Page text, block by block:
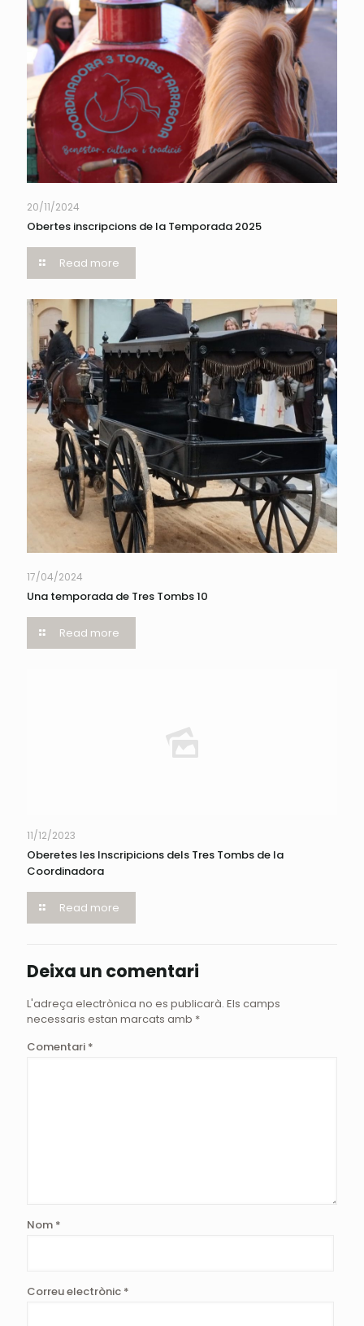
20/11/2024
Obertes inscripcions de la Temporada 2025
Read more
17/04/2024
Una temporada de Tres Tombs 10
Read more
11/12/2023
Oberetes les Inscripicions dels Tres Tombs de la
Coordinadora
Read more
Deixa un comentari
L'adreça electrònica no es publicarà. Els camps
necessaris estan marcats amb *
Comentari *
Nom *
Correu electrònic *